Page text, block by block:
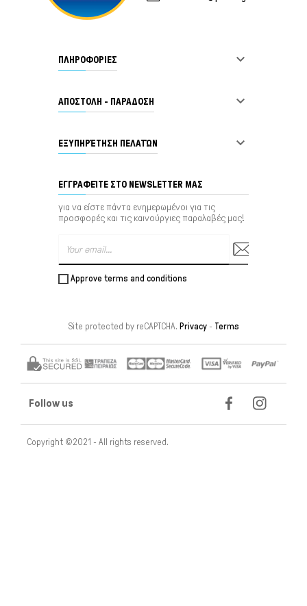
ΠΛΗΡΟΦΟΡΙΕΣ 
ΑΠΟΣΤΟΛΗ - ΠΑΡΑΔΟΣΗ 
ΕΞΥΠΗΡΈΤΗΣΗ ΠΕΛΑΤΏΝ 
ΕΓΓΡΑΦΕΊΤΕ ΣΤΟ NEWSLETTER ΜΑΣ
για να είστε πάντα ενημερωμένοι για τις
προσφορές και τις καινούργιες παραλαβές μας!
Approve terms and conditions
Site protected by reCAPTCHA. Privacy- Terms
Follow us
Copyright ©2021 - All rights reserved.